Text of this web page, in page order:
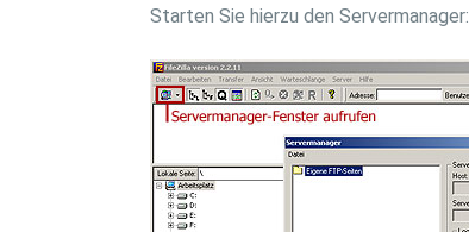
Starten Sie hierzu den Servermanager: